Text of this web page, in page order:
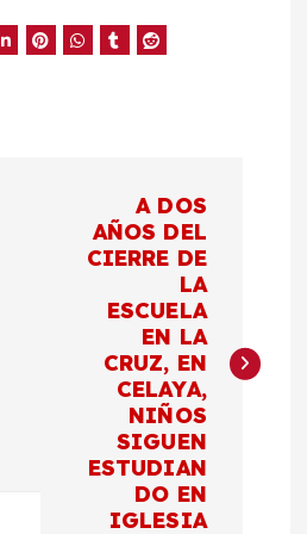
A DOS
AÑOS DEL
CIERRE DE
LA
ESCUELA
EN LA
CRUZ, EN
CELAYA,
NIÑOS
SIGUEN
ESTUDIAN
DO EN
IGLESIA